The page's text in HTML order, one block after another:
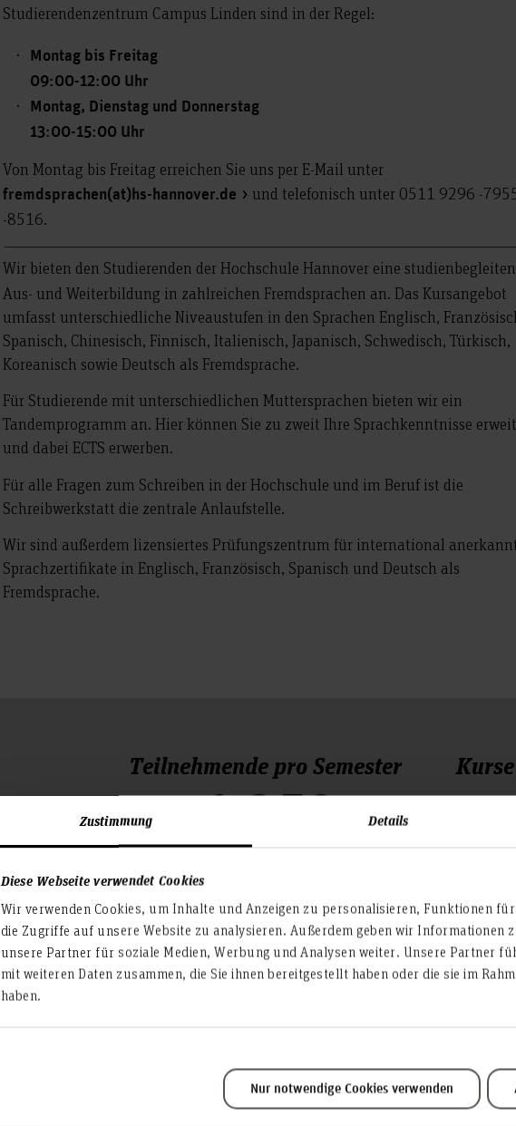
Zustimmung Details
Diese Webseite verwendet Cookies
Wir verwenden Cookies, um Inhalte und Anzeigen zu personalisieren, Funktionen
die Zugriffe auf unsere Website zu analysieren. Außerdem geben wir Informationen
unsere Partner für soziale Medien, Werbung und Analysen weiter. Unsere Partner
mit weiteren Daten zusammen, die Sie ihnen bereitgestellt haben oder die sie im
haben.
Nur notwendige Cookies verwenden
Studierendenzentrum Campus Linden sind in der Regel:
Montag bis Freitag
09:00-12:00 Uhr
Montag, Dienstag und Donnerstag
13:00-15:00 Uhr
Von Montag bis Freitag erreichen Sie uns per E-Mail unter
fremdsprachen(at)hs-hannover.de
und telefonisch unter 0511 9296 -
-8516.
Wir bieten den Studierenden der Hochschule Hannover eine
Aus- und Weiterbildung in zahlreichen Fremdsprachen an. Das Kursangebot
umfasst unterschiedliche Niveaustufen in den Sprachen Englisch,
Spanisch, Chinesisch, Finnisch, Italienisch, Japanisch, Schwedisch, Türkisch,
Koreanisch sowie Deutsch als Fremdsprache.
Für Studierende mit unterschiedlichen Muttersprachen bieten wir ein
Tandemprogramm an. Hier können Sie zu zweit Ihre Sprachkenntnisse
und dabei ECTS erwerben.
Für alle Fragen zum Schreiben in der Hochschule und im Beruf ist die
Schreibwerkstatt die zentrale Anlaufstelle.
Wir sind außerdem lizensiertes Prüfungszentrum für international
Sprachzertifikate in Englisch, Französisch, Spanisch und Deutsch als
Fremdsprache.
Teilnehmende pro Semester
1.350